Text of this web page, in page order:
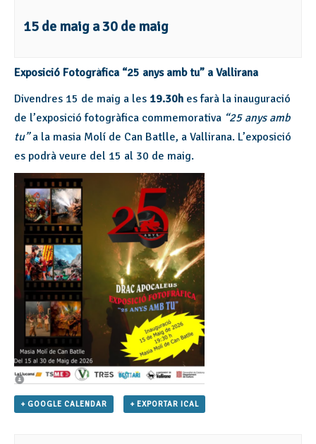
15 de maig a30 de maig
Exposició Fotogràfica “25 anys amb tu” a Vallirana
Divendres 15 de maig a les 19.30h es farà la inauguració
de l’exposició fotogràfica commemorativa “25 anys amb
tu”a la masia Molí de Can Batlle, a Vallirana. L’exposició
es podrà veure del 15 al 30 de maig.
+ GOOGLE CALENDAR + EXPORTAR ICAL